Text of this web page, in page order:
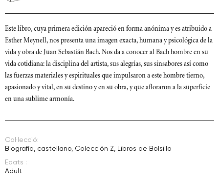
Este libro, cuya primera edición apareció en forma anónima y es atribuido a
Esther Meynell, nos presenta una imagen exacta, humana y psicológica de la
vida y obra de Juan Sebastián Bach. Nos da a conocer al Bach hombre en su
vida cotidiana: la disciplina del artista, sus alegrías, sus sinsabores así como
las fuerzas materiales y espirituales que impulsaron a este hombre tierno,
apasionado y vital, en su destino y en su obra, y que afloraron a la superficie
en una sublime armonía.
Col·lecció:
Biografía, castellano, Colección Z, Libros de Bolsillo
Edats :
Adult